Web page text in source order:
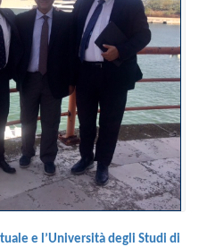
e l’Università degli Studi di